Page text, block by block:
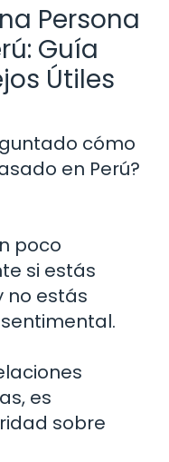
Persona
Guía
Útiles
cómo
en Perú?
poco
si estás
no estás
es
sobre